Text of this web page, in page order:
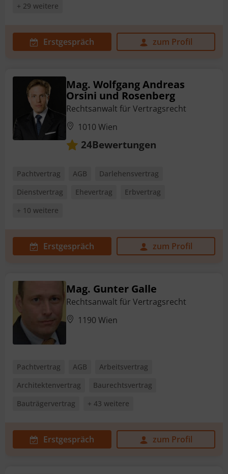
+ 29 weitere
Erstgespräch zum Profil
Mag. Wolfgang Andreas
Orsini und Rosenberg
Rechtsanwalt für Vertragsrecht
1010 Wien
24Bewertungen
Pachtvertrag AGB
Darlehensvertrag
Dienstvertrag
Ehevertrag
Erbvertrag
+ 10 weitere
Erstgespräch zum Profil
Mag. Gunter Galle
Rechtsanwalt für Vertragsrecht
1190 Wien
Pachtvertrag AGB
Arbeitsvertrag
Architektenvertrag
Baurechtsvertrag
Bauträgervertrag
+ 43 weitere
Erstgespräch zum Profil